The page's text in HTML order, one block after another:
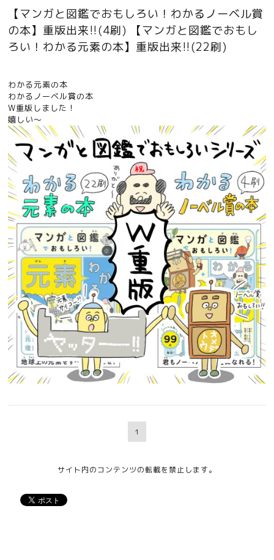
【マンガと図鑑でおもしろい！わかるノーベル賞
の本】重版出来!!(4刷) 【マンガと図鑑でおもし
ろい！わかる元素の本】重版出来!!(22刷)
わかる元素の本
わかるノーベル賞の本
W重版しました！
嬉しい〜
1
サイト内のコンテンツの転載を禁止します。